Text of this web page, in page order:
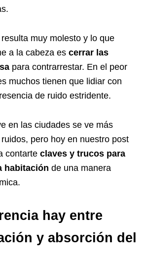
muy molesto y lo que
a la cabeza es cerrar las
para contrarrestar. En el peor
muchos tienen que lidiar con
de ruido estridente.
en las ciudades se ve más
pero hoy en nuestro post
contarte claves y trucos para
habitación de una manera
hay entre
y absorción del